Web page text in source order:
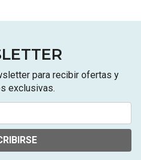
para recibir ofertas y
exclusivas.